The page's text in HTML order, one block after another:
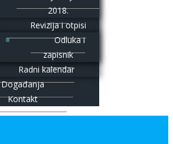
2018.
Revizija i otpisi
Odluka i
zapisnik
Radni kalendar
Događanja
Kontakt